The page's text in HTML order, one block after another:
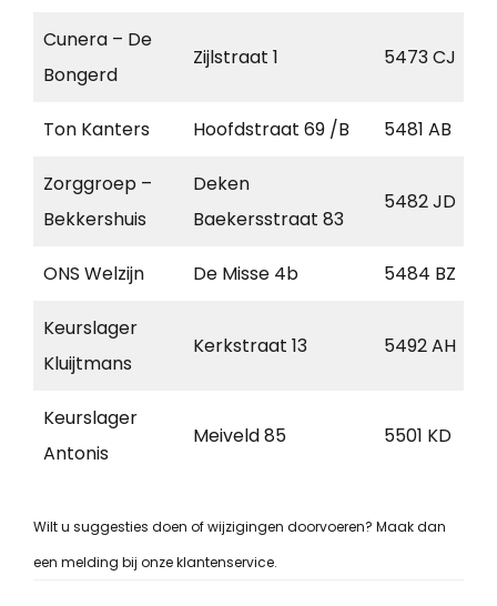
Cunera – De
Bongerd
Zijlstraat 1 5473 CJ
Ton Kanters Hoofdstraat 69 /B 5481 AB
Zorggroep –
Bekkershuis
Deken
Baekersstraat 83
5482 JD
ONS Welzijn De Misse 4b 5484 BZ
Keurslager
Kluijtmans
Kerkstraat 13 5492 AH
Keurslager
Antonis
Meiveld 85 5501 KD
Wilt u suggesties doen of wijzigingen doorvoeren? Maak dan
een melding bij onze klantenservice.